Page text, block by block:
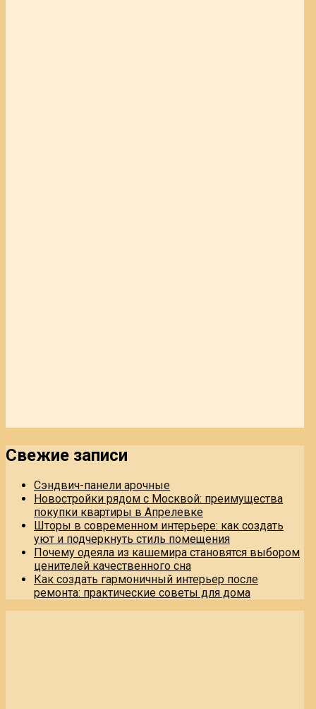
Свежие записи
Сэндвич-панели арочные
Новостройки рядом с Москвой: преимущества
покупки квартиры в Апрелевке
Шторы в современном интерьере: как создать
уют и подчеркнуть стиль помещения
Почему одеяла из кашемира становятся выбором
ценителей качественного сна
Как создать гармоничный интерьер после
ремонта: практические советы для дома